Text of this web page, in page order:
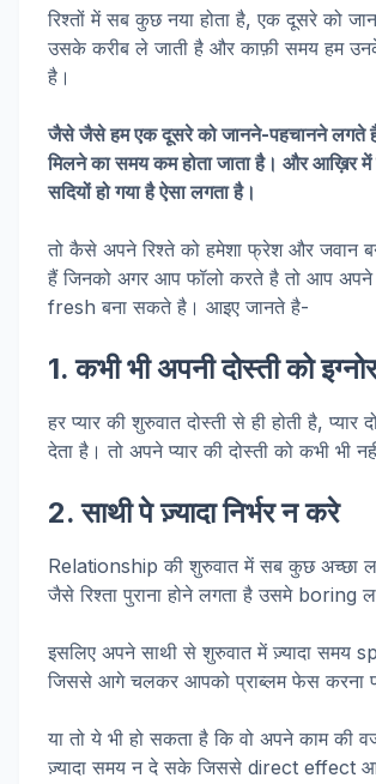
रिश्तों में सब कुछ नया होता है, एक दूसरे को
उसके करीब ले जाती है और काफ़ी समय हम
है।
जैसे जैसे हम एक दूसरे को जानने-पहचानने लगते है
मिलने का समय कम होता जाता है। और आख़िर में
सदियों हो गया है ऐसा लगता है।
तो कैसे अपने रिश्ते को हमेशा फ्रेश और जवान
हैं जिनको अगर आप फॉलो करते है तो आप अपने
fresh बना सकते है। आइए जानते है-
1. कभी भी अपनी दोस्ती को
हर प्यार की शुरुवात दोस्ती से ही होती है, प्यार
देता है। तो अपने प्यार की दोस्ती को कभी भी
2. साथी पे ज़्यादा निर्भर न करे
Relationship की शुरुवात में सब कुछ अच्छा
जैसे रिश्ता पुराना होने लगता है उसमे boring
इसलिए अपने साथी से शुरुवात में ज़्यादा समय
जिससे आगे चलकर आपको प्राब्लम फेस करना
या तो ये भी हो सकता है कि वो अपने काम की
ज़्यादा समय न दे सके जिससे direct effect